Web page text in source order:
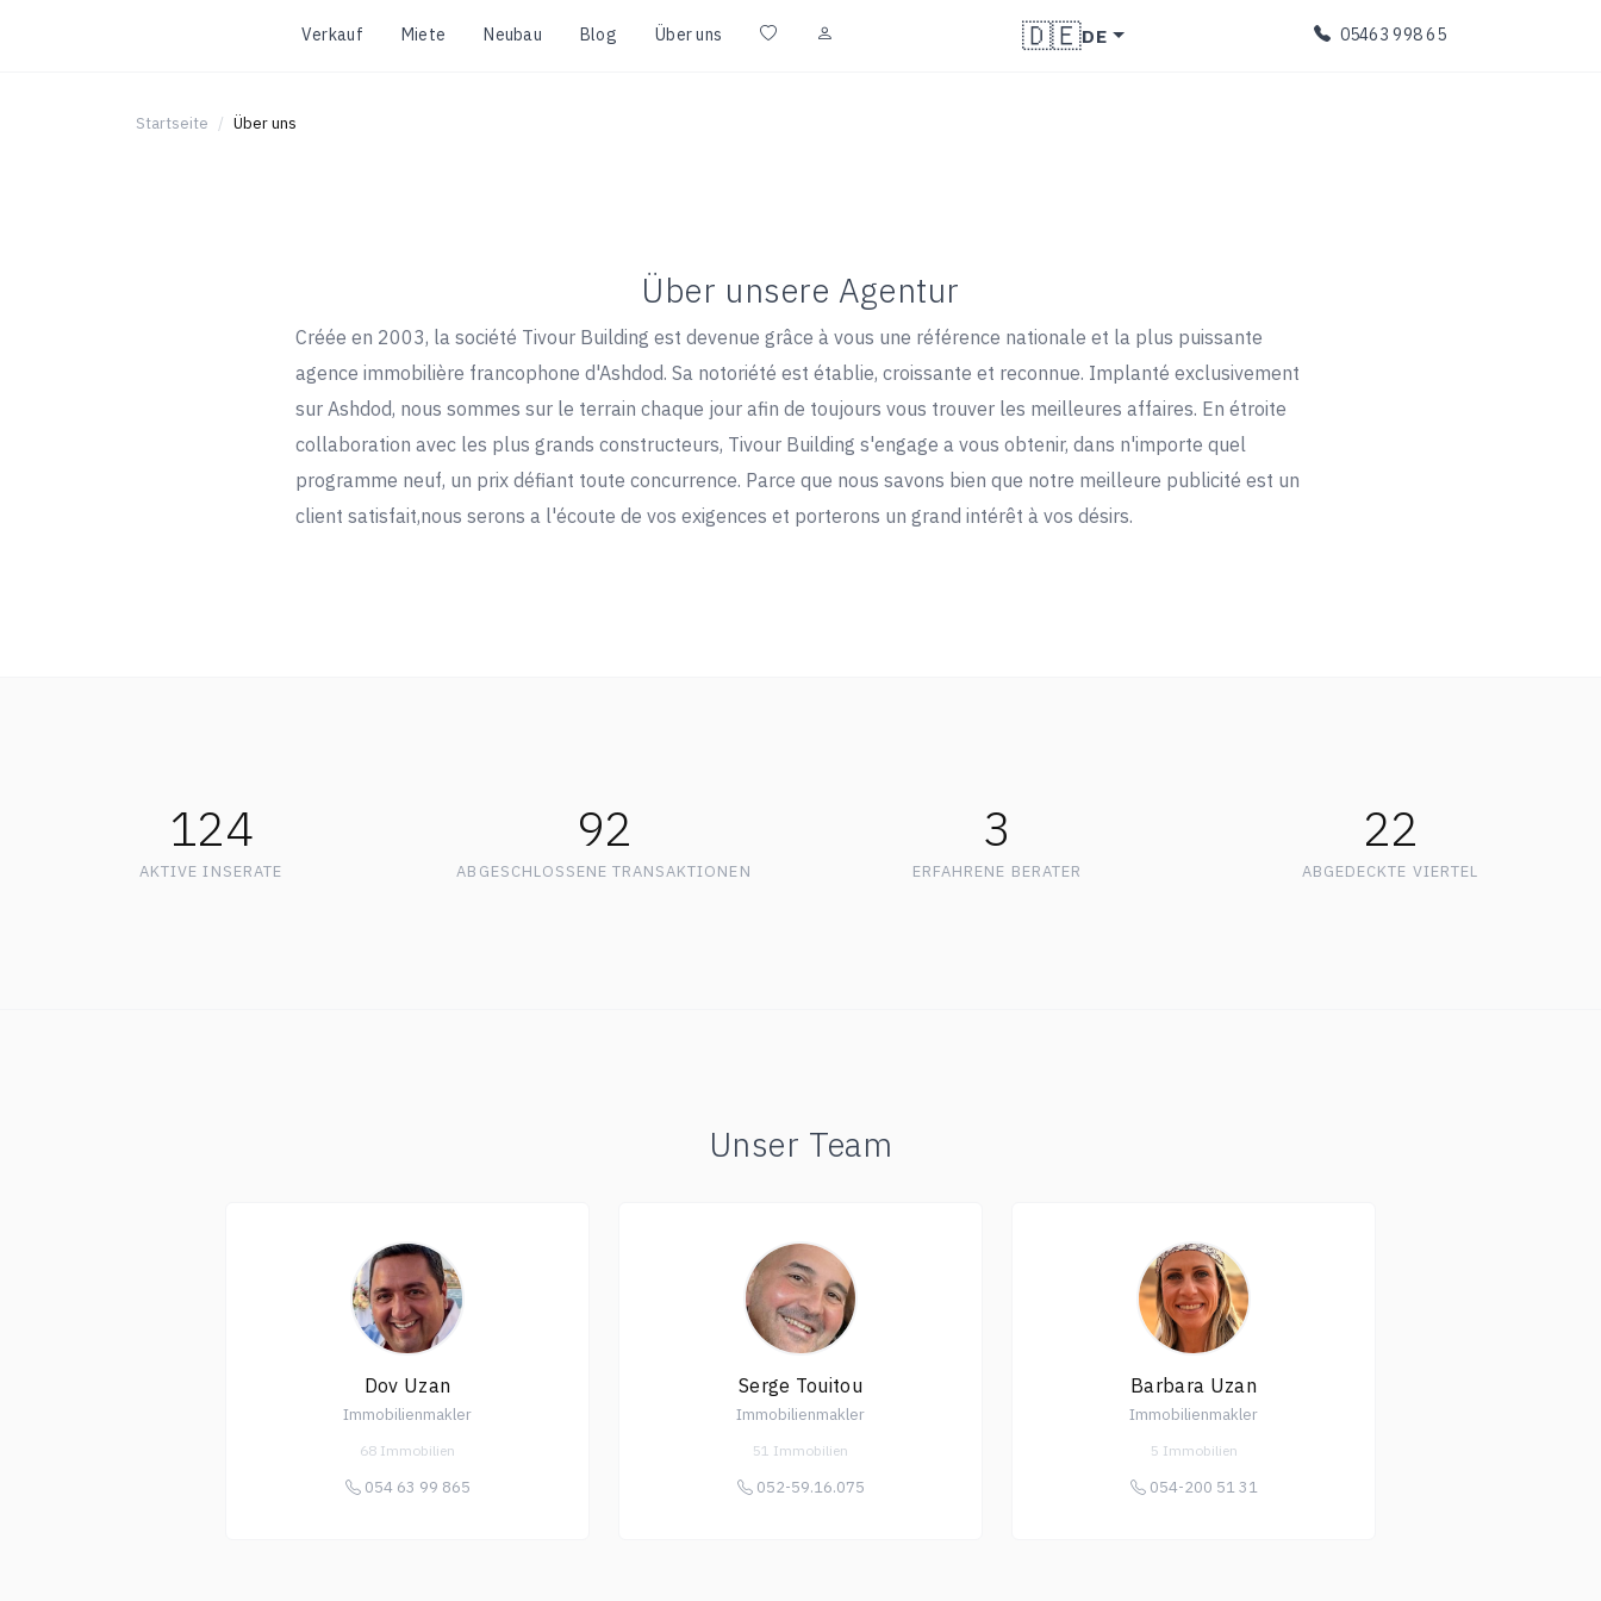
Verkauf Miete Neubau Blog Über uns 🇩🇪DE 05463 998 65
Startseite Über uns
Über unsere Agentur
Créée en 2003, la société Tivour Building est devenue grâce à vous une référence nationale et la plus puissante
agence immobilière francophone d'Ashdod. Sa notoriété est établie, croissante et reconnue. Implanté exclusivement
sur Ashdod, nous sommes sur le terrain chaque jour afin de toujours vous trouver les meilleures affaires. En étroite
collaboration avec les plus grands constructeurs, Tivour Building s'engage a vous obtenir, dans n'importe quel
programme neuf, un prix défiant toute concurrence. Parce que nous savons bien que notre meilleure publicité est un
client satisfait,nous serons a l'écoute de vos exigences et porterons un grand intérêt à vos désirs.
124
AKTIVE INSERATE
92
ABGESCHLOSSENE TRANSAKTIONEN
3
ERFAHRENE BERATER
22
ABGEDECKTE VIERTEL
Unser Team
Dov Uzan
Immobilienmakler
68 Immobilien
054 63 99 865
Serge Touitou
Immobilienmakler
51 Immobilien
052-59.16.075
Barbara Uzan
Immobilienmakler
5 Immobilien
054-200 51 31